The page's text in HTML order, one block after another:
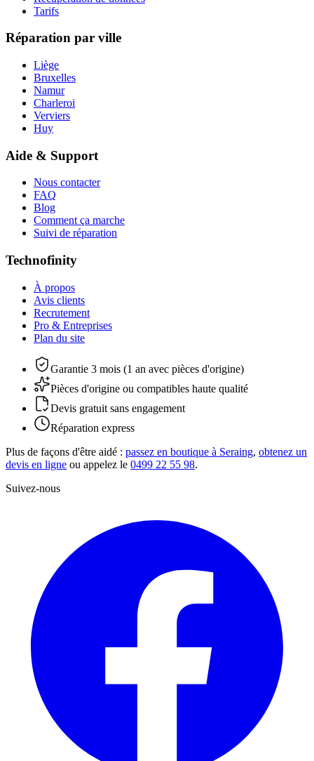
Tarifs
Réparation par ville
Liège
Bruxelles
Namur
Charleroi
Verviers
Huy
Aide & Support
Nous contacter
FAQ
Blog
Comment ça marche
Suivi de réparation
Technofinity
À propos
Avis clients
Recrutement
Pro & Entreprises
Plan du site
Garantie 3 mois (1 an avec pièces d'origine)
Pièces d'origine ou compatibles haute qualité
Devis gratuit sans engagement
Réparation express
Plus de façons d'être aidé : passez en boutique à Seraing, obtenez un
devis en ligne ou appelez le 0499 22 55 98.
Suivez-nous